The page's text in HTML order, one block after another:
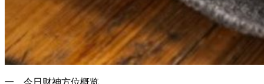
一、今日财神方位概览